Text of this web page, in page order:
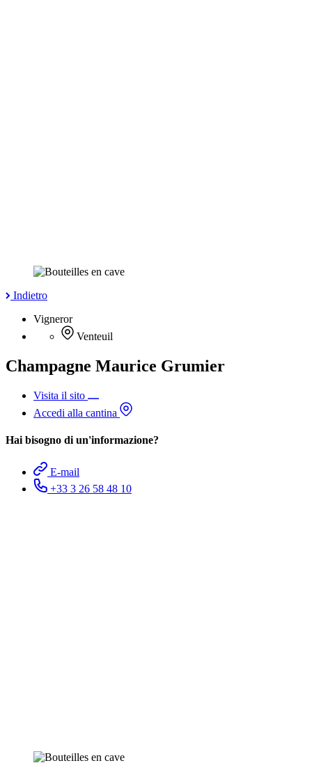
Indietro
Vigneror
Venteuil
Champagne Maurice Grumier
Visita il sito
Accedi alla cantina
Hai bisogno di un'informazione?
E-mail
+33 3 26 58 48 10